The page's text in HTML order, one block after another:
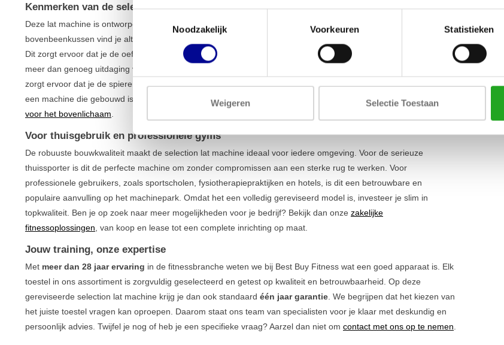
Noodzakelijk
Voorkeuren Statistieken
Weigeren Selectie Toestaan
Kenmerken van de selection lat machine
Deze lat machine is ontworpen voor comfort en maximale spieractivatie. Dankzij het verstelbare
bovenbeenkussen vind je altijd een stabiele en ergonomisch verantwoorde trainingshouding, ongeacht je lengte.
Dit zorgt ervoor dat je de oefening correct en veilig uitvoert. Met een
gewichtsblok van 100 kg
meer dan genoeg uitdaging voor zowel beginners als gevorderde sporters. De soepele, natuurlijke beweging
zorgt ervoor dat je de spieren in je bovenrug optimaal isoleert, wat essentieel is voor een effectieve training. Dit is
een machine die gebouwd is voor intensief en langdurig gebruik, een vaste waarde binnen ons aanbod
toestellen
voor het bovenlichaam
Voor thuisgebruik en professionele gyms
De robuuste bouwkwaliteit maakt de selection lat machine ideaal voor iedere omgeving. Voor de serieuze
thuissporter is dit de perfecte machine om zonder compromissen aan een sterke rug te werken. Voor
professionele gebruikers, zoals sportscholen, fysiotherapiepraktijken en hotels, is dit een betrouwbare en
populaire aanvulling op het machinepark. Omdat het een volledig gereviseerd model is, investeer je slim in
topkwaliteit. Ben je op zoek naar meer mogelijkheden voor je bedrijf? Bekijk dan onze zakelijke
fitnessoplossingen , van koop en lease tot een complete inrichting op maat.
Jouw training, onze expertise
Met meer dan 28 jaar ervaring in de fitnessbranche weten we bij Best Buy Fitness wat een goed apparaat is. Elk
toestel in ons assortiment is zorgvuldig geselecteerd en getest op kwaliteit en betrouwbaarheid. Op deze
gereviseerde selection lat machine krijg je dan ook standaard één jaar garantie . We begrijpen dat het kiezen van
het juiste toestel vragen kan oproepen. Daarom staat ons team van specialisten voor je klaar met deskundig en
persoonlijk advies. Twijfel je nog of heb je een specifieke vraag? Aarzel dan niet om contact met ons op te nemen
Kleur